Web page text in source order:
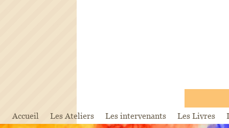
Accueil Les Ateliers Les intervenants Les Livres